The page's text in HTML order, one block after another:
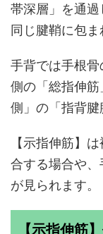
帯深層」を通
同じ腱鞘に包ま
手背では手根
側の「総指伸
側」の「指背腱
【示指伸筋】
合する場合や
が見られます。
【示指伸筋